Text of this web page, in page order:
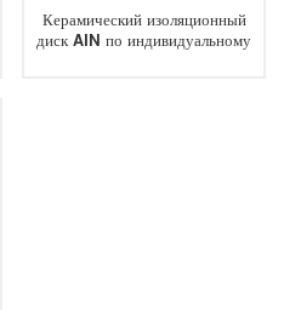
Керамический изоляционный
диск AIN по индивидуальному